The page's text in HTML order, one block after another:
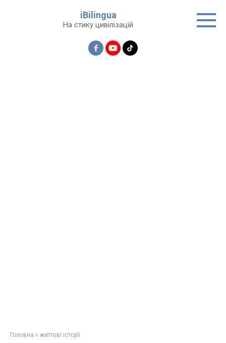
iBilingua
На стику цивілізацій
Головна » життєві історії